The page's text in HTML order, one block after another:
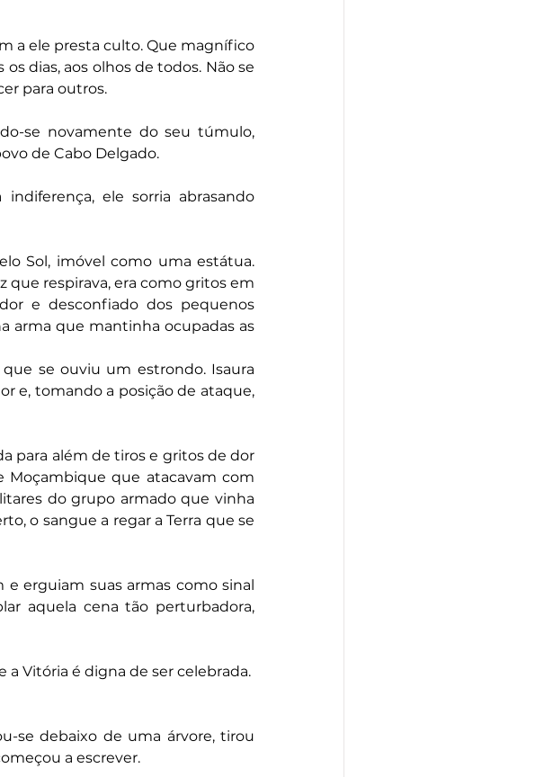
a ele presta culto. Que magnífico
dias, aos olhos de todos. Não se
para outros.
se novamente do seu túmulo,
de Cabo Delgado.
ele sorria abrasando
Sol, imóvel como uma estátua.
que respirava, era como gritos em
e desconfiado dos pequenos
arma que mantinha ocupadas as
se ouviu um estrondo. Isaura
e, tomando a posição de ataque,
para além de tiros e gritos de dor
Moçambique que atacavam com
do grupo armado que vinha
o sangue a regar a Terra que se
erguiam suas armas como sinal
aquela cena tão perturbadora,
Vitória é digna de ser celebrada.
se debaixo de uma árvore, tirou
a escrever.